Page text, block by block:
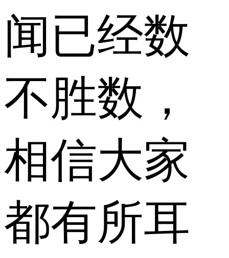
闻已经数
不胜数，
相信大家
都有所耳